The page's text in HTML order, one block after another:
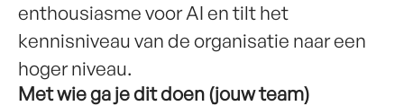
enthousiasme voor AI en tilt het
kennisniveau van de organisatie naar een
hoger niveau.
Met wie ga je dit doen (jouw team)